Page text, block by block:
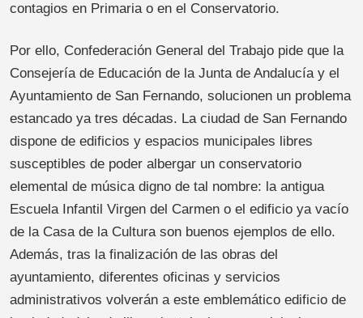
contagios en Primaria o en el Conservatorio.
Por ello, Confederación General del Trabajo pide que la
Consejería de Educación de la Junta de Andalucía y el
Ayuntamiento de San Fernando, solucionen un problema
estancado ya tres décadas. La ciudad de San Fernando
dispone de edificios y espacios municipales libres
susceptibles de poder albergar un conservatorio
elemental de música digno de tal nombre: la antigua
Escuela Infantil Virgen del Carmen o el edificio ya vacío
de la Casa de la Cultura son buenos ejemplos de ello.
Además, tras la finalización de las obras del
ayuntamiento, diferentes oficinas y servicios
administrativos volverán a este emblemático edificio de